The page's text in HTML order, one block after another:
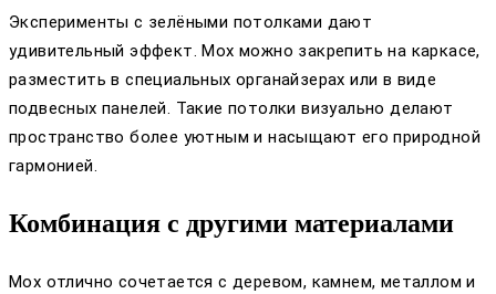
Эксперименты с зелёными потолками дают
удивительный эффект. Мох можно закрепить на каркасе,
разместить в специальных органайзерах или в виде
подвесных панелей. Такие потолки визуально делают
пространство более уютным и насыщают его природной
гармонией.
Комбинация с другими материалами
Мох отлично сочетается с деревом, камнем, металлом и